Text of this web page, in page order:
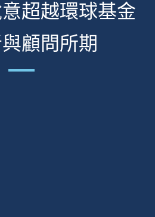
超越環球基金
顧問所期